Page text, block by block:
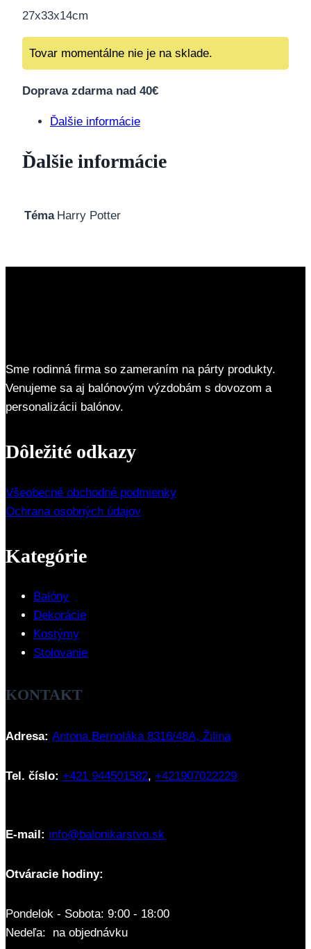
27x33x14cm
Tovar momentálne nie je na sklade.
Doprava zdarma nad 40€
Ďalšie informácie
Ďalšie informácie
Téma Harry Potter
Sme rodinná firma so zameraním na párty produkty.
Venujeme sa aj balónovým výzdobám s dovozom a
personalizácii balónov.
Dôležité odkazy
Všeobecné obchodné podmienky
Ochrana osobných údajov
Kategórie
Balóny
Dekorácie
Kostýmy
Stolovanie
KONTAKT
Adresa: Antona Bernoláka 8316/48A, Žilina
Tel. číslo: +421 944501582, +421907022229
E-mail: info@balonikarstvo.sk
Otváracie hodiny:
Pondelok - Sobota: 9:00 - 18:00
Nedeľa: na objednávku